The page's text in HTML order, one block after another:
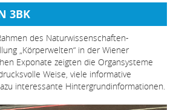
3BK
des Naturwissenschaften-
„Körperwelten“ in der Wiener
Exponate zeigten die Organsysteme
Weise, viele informative
interessante Hintergrundinformationen.